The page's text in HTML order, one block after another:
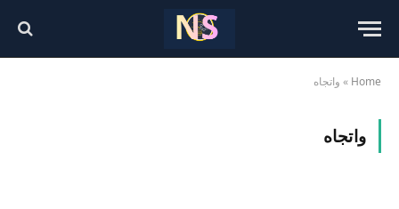
Home
» واتجاه
واتجاه